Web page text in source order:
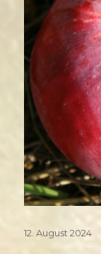
Veröffentlicht
12. August 2024